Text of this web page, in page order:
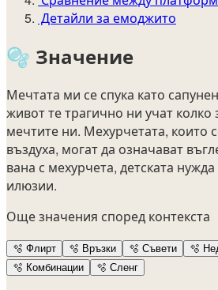
Детайли за емоджито
🫧 Значение
Мечтата ми се спука като
живот те трагично ни учат колко
мечтите ни. Мехурчетата, които
въздуха, могат да означават
вана с мехурчета, детската
илюзии.
Още значения според контекста
🫧 Флирт 🫧 Връзки 🫧 Съвети 🫧
🫧 Комбинации 🫧 Сленг